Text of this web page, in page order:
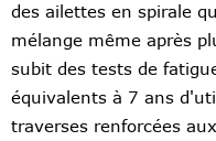
des ailettes en spirale
mélange même après
subit des tests de
équivalents à 7 ans
traverses renforcées